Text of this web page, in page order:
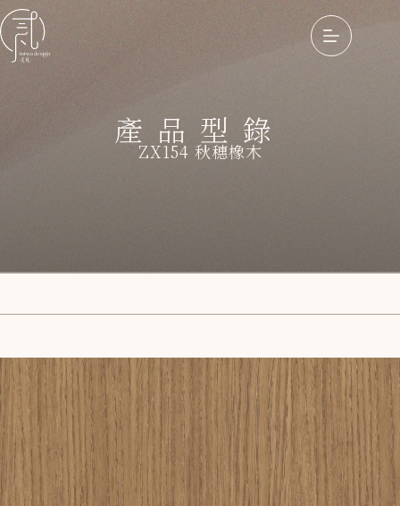
產品型錄
ZX154 秋穗橡木